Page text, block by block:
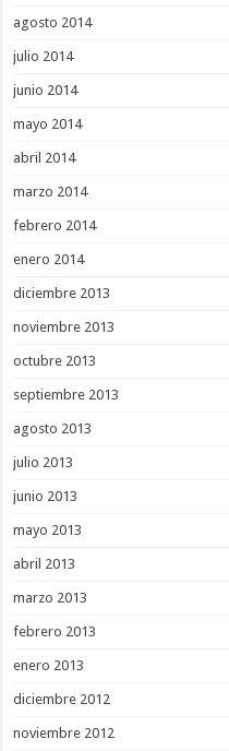
agosto 2014
julio 2014
junio 2014
mayo 2014
abril 2014
marzo 2014
febrero 2014
enero 2014
diciembre 2013
noviembre 2013
octubre 2013
septiembre 2013
agosto 2013
julio 2013
junio 2013
mayo 2013
abril 2013
marzo 2013
febrero 2013
enero 2013
diciembre 2012
noviembre 2012